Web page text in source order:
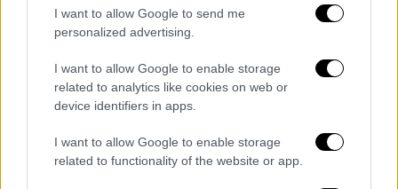
I want to allow Google to send me
personalized advertising.
I want to allow Google to enable storage
related to analytics like cookies on web or
device identifiers in apps.
I want to allow Google to enable storage
related to functionality of the website or app.
ενδιέφερε το οικονομικό κομμάτι. Δεν
ήμουν ποτέ κάτω από το θέμα χρήματα. Έχω
ζήσει άγριες στιγμές στο Παρίσι που έχω
ξεμείνει από λεφτά, που έπρεπε να μαζεύω
για το νοίκι μου. Στο Παρίσι έχω μείνει
νηστικός. Δεν έγινε και τίποτα. Δεν είχα
περάσει και τραγικά να πω. Είναι ντροπή να